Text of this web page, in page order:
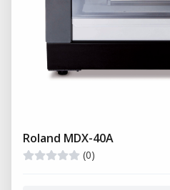
Roland MDX-40A
(0)